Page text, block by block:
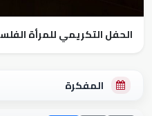
الحفل التكريمي للمرأة
المفكرة